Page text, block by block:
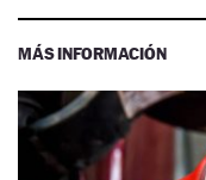
MÁS INFORMACIÓN